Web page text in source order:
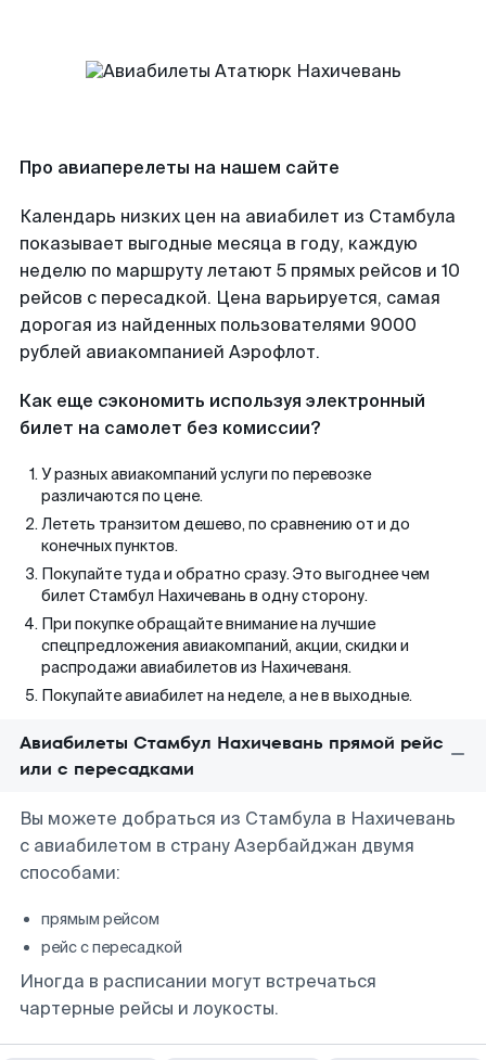
Про авиаперелеты на нашем сайте
Календарь низких цен на авиабилет из Стамбула
показывает выгодные месяца в году, каждую
неделю по маршруту летают 5 прямых рейсов и 10
рейсов с пересадкой. Цена варьируется, самая
дорогая из найденных пользователями 9000
рублей авиакомпанией Аэрофлот.
Как еще сэкономить используя электронный
билет на самолет без комиссии?
У разных авиакомпаний услуги по перевозке
различаются по цене.
Лететь транзитом дешево, по сравнению от и до
конечных пунктов.
Покупайте туда и обратно сразу. Это выгоднее чем
билет Стамбул Нахичевань в одну сторону.
При покупке обращайте внимание на лучшие
спецпредложения авиакомпаний, акции, скидки и
распродажи авиабилетов из Нахичеваня.
Покупайте авиабилет на неделе, а не в выходные.
Авиабилеты Стамбул Нахичевань прямой рейс
или с пересадками
Вы можете добраться из Стамбула в Нахичевань
с авиабилетом в страну Азербайджан двумя
способами:
прямым рейсом
рейс с пересадкой
Иногда в расписании могут встречаться
чартерные рейсы и лоукосты.